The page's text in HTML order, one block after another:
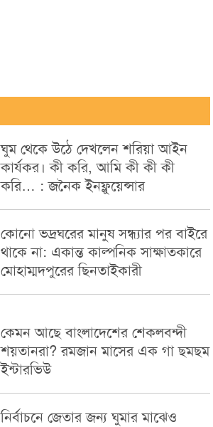
ঘুম থেকে উঠে দেখলেন শরিয়া আইন
কার্যকর। কী করি, আমি কী কী কী
করি… : জনৈক ইনফ্লুয়েন্সার
কোনো ভদ্রঘরের মানুষ সন্ধ্যার পর বাইরে
থাকে না: একান্ত কাল্পনিক সাক্ষাতকারে
মোহাম্মদপুরের ছিনতাইকারী
কেমন আছে বাংলাদেশের শেকলবন্দী
শয়তানরা? রমজান মাসের এক গা ছমছম
ইন্টারভিউ
নির্বাচনে জেতার জন্য ঘুমার মাঝেও